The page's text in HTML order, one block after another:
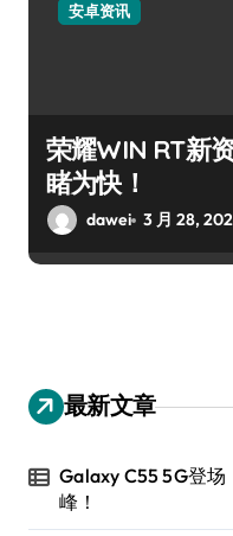
安卓资讯
荣耀WIN RT新
睹为快！
dawei 3 月 28,
最新文章
Galaxy C55 5G登
峰！